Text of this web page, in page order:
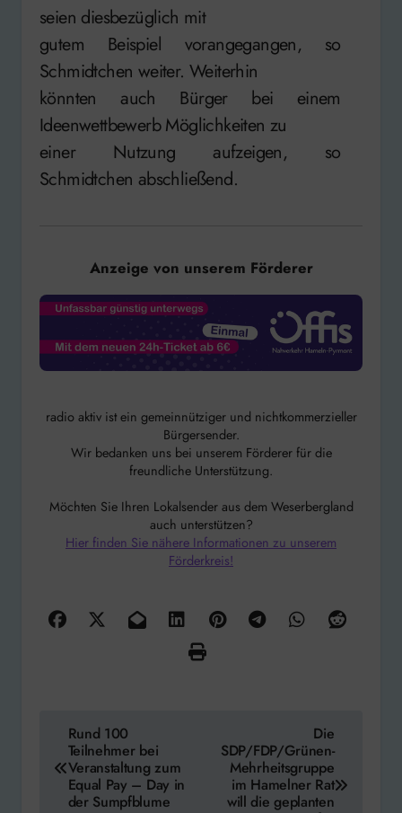
seien diesbezüglich mit
gutem Beispiel vorangegangen, so
Schmidtchen weiter. Weiterhin
könnten auch Bürger bei einem
Ideenwettbewerb Möglichkeiten zu
einer Nutzung aufzeigen, so
Schmidtchen abschließend.
Anzeige von unserem Förderer
radio aktiv ist ein gemeinnütziger und nichtkommerzieller
Bürgersender.
Wir bedanken uns bei unserem Förderer für die
freundliche Unterstützung.
Möchten Sie Ihren Lokalsender aus dem Weserbergland
auch unterstützen?
Hier finden Sie nähere Informationen zu unserem
Förderkreis!
Beitragsnavigation
Rund 100
Teilnehmer bei
Veranstaltung zum
Equal Pay – Day in
der Sumpfblume
Die
SDP/FDP/Grünen-
Mehrheitsgruppe
im Hamelner Rat
will die geplanten